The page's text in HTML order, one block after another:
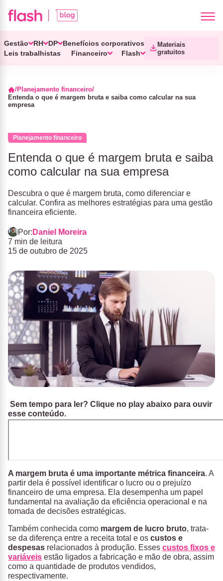
Gestão RH DP
Benefícios corporativos
Leis trabalhistas
Financeiro Flash
Materiais
gratuitos
Planejamento financeiro
Entenda o que é margem bruta e saiba como calcular na sua
empresa
Planejamento financeiro
Entenda o que é margem bruta e saiba
como calcular na sua empresa
Descubra o que é margem bruta, como diferenciar e
calcular. Confira as melhores estratégias para uma gestão
financeira eficiente.
Por: Daniel Moreira
7 min de leitura
15 de outubro de 2025
Sem tempo para ler? Clique no play abaixo para ouvir
esse conteúdo.
A margem bruta é uma importante métrica financeira. A
partir dela é possível identificar o lucro ou o prejuízo
financeiro de uma empresa. Ela desempenha um papel
fundamental na avaliação da eficiência operacional e na
tomada de decisões estratégicas.
Também conhecida como margem de lucro bruto, trata-
se da diferença entre a receita total e os custos e
despesas relacionados à produção. Esses custos fixos e
variáveis estão ligados a fabricação e mão de obra, assim
como a quantidade de produtos vendidos,
respectivamente.